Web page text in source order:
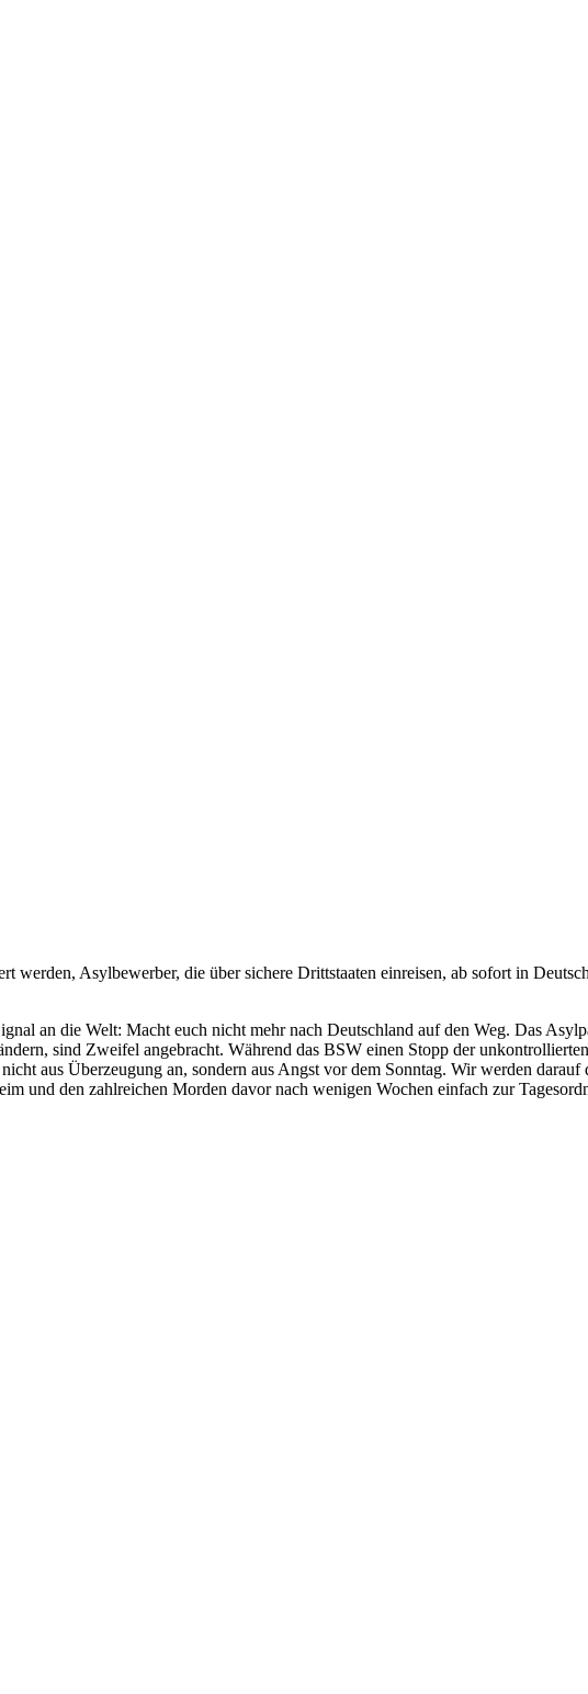
werden, Asylbewerber, die über sichere Drittstaaten einreisen, ab sofort in
an die Welt: Macht euch nicht mehr nach Deutschland auf den Weg. Das
sind Zweifel angebracht. Während das BSW einen Stopp der
aus Überzeugung an, sondern aus Angst vor dem Sonntag. Wir werden darauf
und den zahlreichen Morden davor nach wenigen Wochen einfach zur